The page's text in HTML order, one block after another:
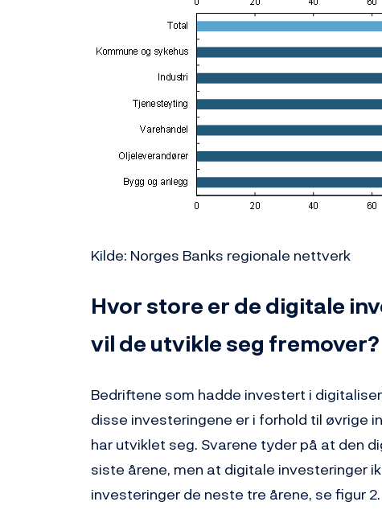
Kilde: Norges Banks regionale nettverk
Hvor store er de digitale
vil de utvikle seg fremover?
Bedriftene som hadde investert i
disse investeringene er i forhold til øvrige
har utviklet seg. Svarene tyder på at den
siste årene, men at digitale investeringer
investeringer de neste tre årene, se figur 2.